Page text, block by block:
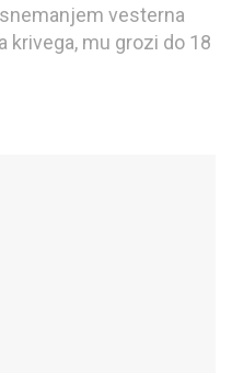
vesterna
krivega, mu grozi do 18